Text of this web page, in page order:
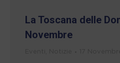
La Toscana delle
Novembre